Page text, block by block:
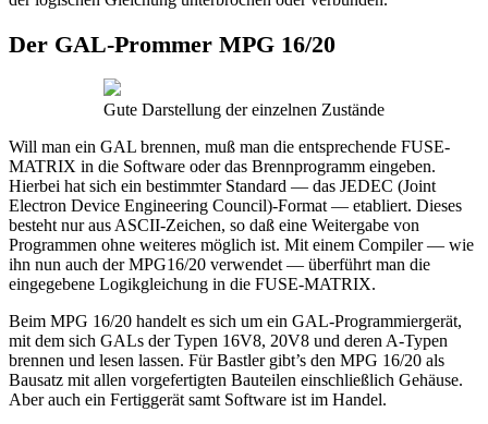
Der GAL-Prommer MPG 16/20
Gute Darstellung der einzelnen Zustände
Will man ein GAL brennen, muß man die entsprechende FUSE-
MATRIX in die Software oder das Brennprogramm eingeben.
Hierbei hat sich ein bestimmter Standard — das JEDEC (Joint
Electron Device Engineering Council)-Format — etabliert. Dieses
besteht nur aus ASCII-Zeichen, so daß eine Weitergabe von
Programmen ohne weiteres möglich ist. Mit einem Compiler — wie
ihn nun auch der MPG16/20 verwendet — überführt man die
eingegebene Logikgleichung in die FUSE-MATRIX.
Beim MPG 16/20 handelt es sich um ein GAL-Programmiergerät,
mit dem sich GALs der Typen 16V8, 20V8 und deren A-Typen
brennen und lesen lassen. Für Bastler gibt’s den MPG 16/20 als
Bausatz mit allen vorgefertigten Bauteilen einschließlich Gehäuse.
Aber auch ein Fertiggerät samt Software ist im Handel.